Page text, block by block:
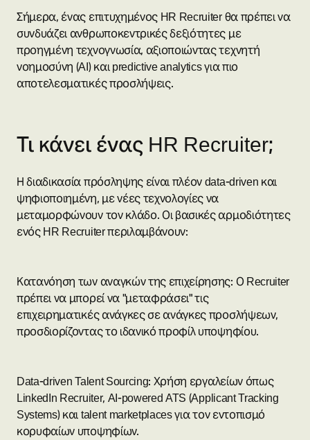
Σήμερα, ένας επιτυχημένος HR Recruiter θα πρέπει να
συνδυάζει ανθρωποκεντρικές δεξιότητες με
προηγμένη τεχνογνωσία, αξιοποιώντας τεχνητή
νοημοσύνη (AI) και predictive analytics για πιο
αποτελεσματικές προσλήψεις.
Τι κάνει ένας HR Recruiter;
Η διαδικασία πρόσληψης είναι πλέον data-driven και
ψηφιοποιημένη, με νέες τεχνολογίες να
μεταμορφώνουν τον κλάδο. Οι βασικές αρμοδιότητες
ενός HR Recruiter περιλαμβάνουν:
Κατανόηση των αναγκών της επιχείρησης: Ο Recruiter
πρέπει να μπορεί να "μεταφράσει" τις
επιχειρηματικές ανάγκες σε ανάγκες προσλήψεων,
προσδιορίζοντας το ιδανικό προφίλ υποψηφίου.
Data-driven Talent Sourcing: Χρήση εργαλείων όπως
LinkedIn Recruiter, AI-powered ATS (Applicant Tracking
Systems) και talent marketplaces για τον εντοπισμό
κορυφαίων υποψηφίων.